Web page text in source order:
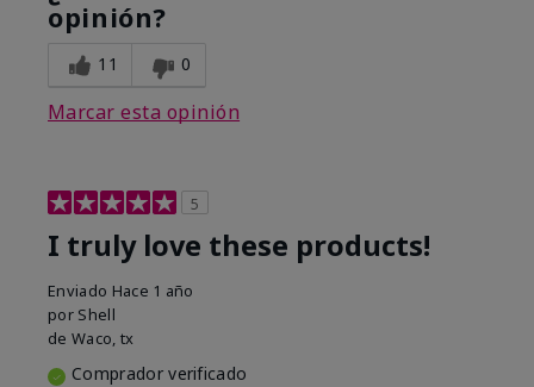
opinión?
11 0
Marcar esta opinión
5
I truly love these products!
Enviado Hace 1 año
por Shell
de Waco, tx
Comprador verificado